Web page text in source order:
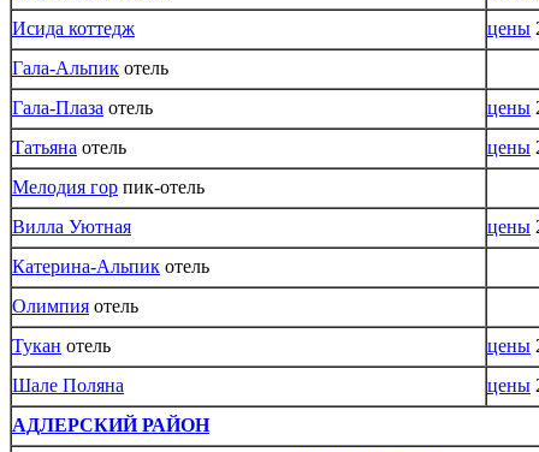
Исида коттедж
цены
Гала-Альпик отель
Гала-Плаза отель цены
Татьяна отель цены
Мелодия гор пик-отель
Вилла Уютная
цены
Катерина-Альпик отель
Олимпия отель
Тукан отель цены
Шале Поляна
цены
АДЛЕРСКИЙ РАЙОН